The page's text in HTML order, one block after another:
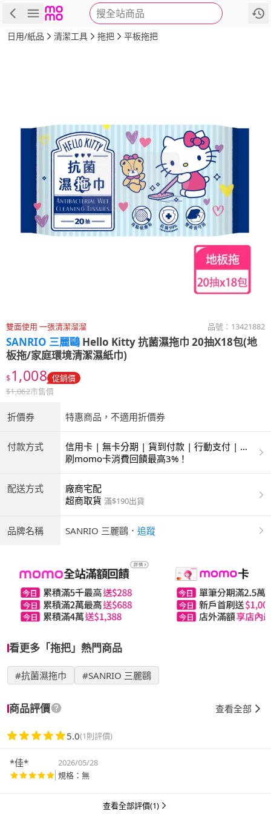
搜全站商品
商品 評價 詳情
日用/紙品 清潔工具 拖把 平板拖把
雙面使用 一張清潔溜溜 品號： 13421882
SANRIO 三麗鷗 Hello Kitty 抗菌濕拖巾 20抽X18包(地
板拖/家庭環境清潔濕紙巾)
$1,008 促銷價
$1,062市售價
折價券 特惠商品，不適用折價券
付款方式
信用卡 | 無卡分期 | 貨到付款 | 行動支付 | 超
商付款 | ATM | 銀聯卡
刷momo卡消費回饋最高3%！
配送方式
廠商宅配
超商取貨 滿$190出貨
品牌名稱 SANRIO 三麗鷗 ． 追蹤
看更多「拖把」熱門商品
#抗菌濕拖巾 #SANRIO 三麗鷗
商品評價 查看全部
5.0(1則評價)
*佳*
2026/05/28
規格：無
查看全部評價(1)